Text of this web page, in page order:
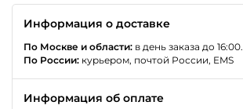
Информация о доставке
По Москве и области: в день заказа до 16:00.
По России: курьером, почтой России, EMS
Информация об оплате